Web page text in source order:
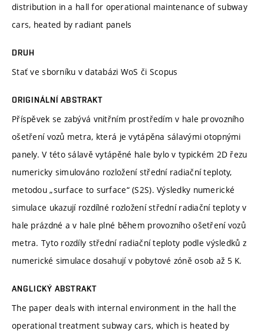
distribution in a hall for operational maintenance of subway
cars, heated by radiant panels
DRUH
Stať ve sborníku v databázi WoS či Scopus
ORIGINÁLNÍ ABSTRAKT
Příspěvek se zabývá vnitřním prostředím v hale provozního
ošetření vozů metra, která je vytápěna sálavými otopnými
panely. V této sálavě vytápěné hale bylo v typickém 2D řezu
numericky simulováno rozložení střední radiační teploty,
metodou „surface to surface“ (S2S). Výsledky numerické
simulace ukazují rozdílné rozložení střední radiační teploty v
hale prázdné a v hale plné během provozního ošetření vozů
metra. Tyto rozdíly střední radiační teploty podle výsledků z
numerické simulace dosahují v pobytové zóně osob až 5 K.
ANGLICKÝ ABSTRAKT
The paper deals with internal environment in the hall the
operational treatment subway cars, which is heated by